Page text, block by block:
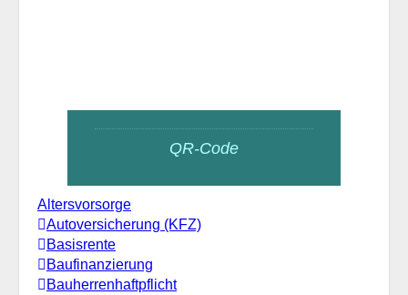
QR-Code
Altersvorsorge
Autoversicherung (KFZ)
Basisrente
Baufinanzierung
Bauherrenhaftpflicht